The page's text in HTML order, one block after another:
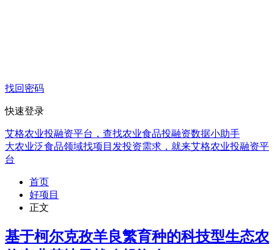
找回密码
快速登录
艾格农业投融资平台，查找农业食品投融资数据小助手
大农业泛食品领域找项目发投资需求，就来艾格农业投融资平
台
首页
好项目
正文
基于柯尔克孜羊良繁育种的科技型生态农